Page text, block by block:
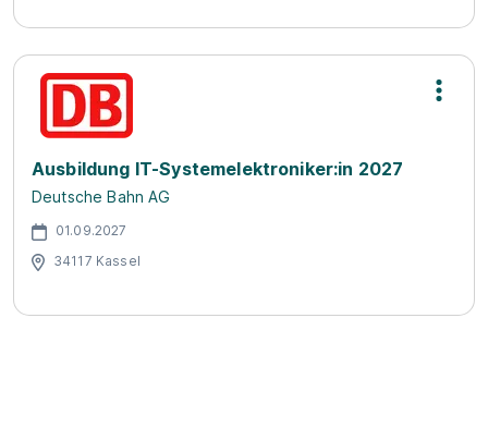
Ausbildung IT-Systemelektroniker:in 2027
Deutsche Bahn AG
01.09.2027
34117 Kassel